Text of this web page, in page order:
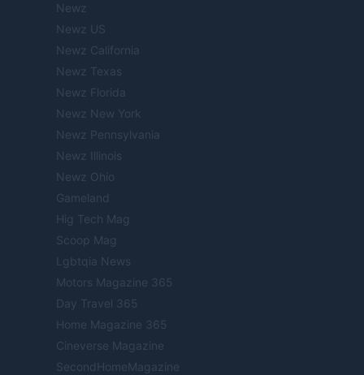
Newz
Newz US
Newz California
Newz Texas
Newz Florida
Newz New York
Newz Pennsylvania
Newz Illinois
Newz Ohio
Gameland
Hig Tech Mag
Scoop Mag
Lgbtqia News
Motors Magazine 365
Day Travel 365
Home Magazine 365
Cineverse Magazine
SecondHomeMagazine